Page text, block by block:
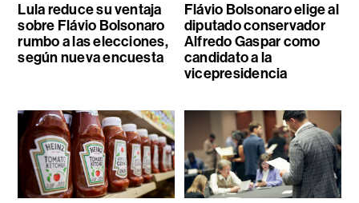
Lula reduce su ventaja
sobre Flávio Bolsonaro
rumbo a las elecciones,
según nueva encuesta
Flávio Bolsonaro elige al
diputado conservador
Alfredo Gaspar como
candidato a la
vicepresidencia